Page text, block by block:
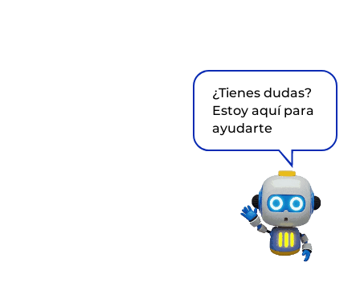
¿Tienes dudas?
Estoy aquí para
ayudarte